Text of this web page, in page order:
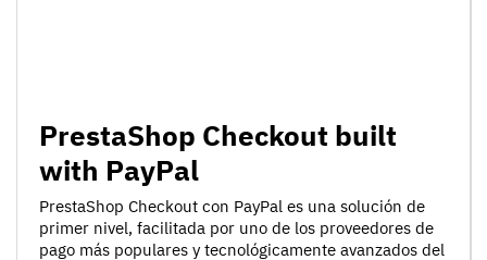
PrestaShop Checkout built
with PayPal
PrestaShop Checkout con PayPal es una solución de
primer nivel, facilitada por uno de los proveedores de
pago más populares y tecnológicamente avanzados del